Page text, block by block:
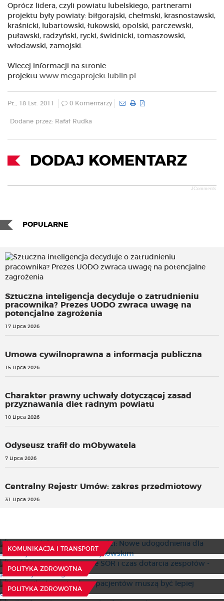
Oprócz lidera, czyli powiatu lubelskiego, partnerami
projektu były powiaty: biłgorajski, chełmski, krasnostawski,
kraśnicki, lubartowski, łukowski, opolski, parczewski,
puławski, radzyński, rycki, świdnicki, tomaszowski,
włodawski, zamojski.
Wiecej informacji na stronie
projektu www.megaprojekt.lublin.pl
Pt., 18 Lst. 2011 0 Komentarzy
Dodane przez: Rafał Rudka
DODAJ KOMENTARZ
JComments
POPULARNE
Sztuczna inteligencja decyduje o zatrudnieniu
pracownika? Prezes UODO zwraca uwagę na
potencjalne zagrożenia
17 Lipca 2026
Umowa cywilnoprawna a informacja publiczna
15 Lipca 2026
Charakter prawny uchwały dotyczącej zasad
przyznawania diet radnym powiatu
10 Lipca 2026
Odyseusz trafił do mObywatela
7 Lipca 2026
Centralny Rejestr Umów: zakres przedmiotowy
31 Lipca 2026
KOMUNIKACJA I TRANSPORT
30 Lipca 2026
POLITYKA ZDROWOTNA
Brak lekarzy, przeciążenie SOR i czas dotarcia zespołów -
21 Lipca 2026
POLITYKA ZDROWOTNA
Rzecznik alarmuje: dane pacjentów muszą być lepiej
15 Lipca 2026
Tylko do 20 lipca można składać wnioski w programie
Pracownia Orkiestr Dętych: Teksty i multimedia